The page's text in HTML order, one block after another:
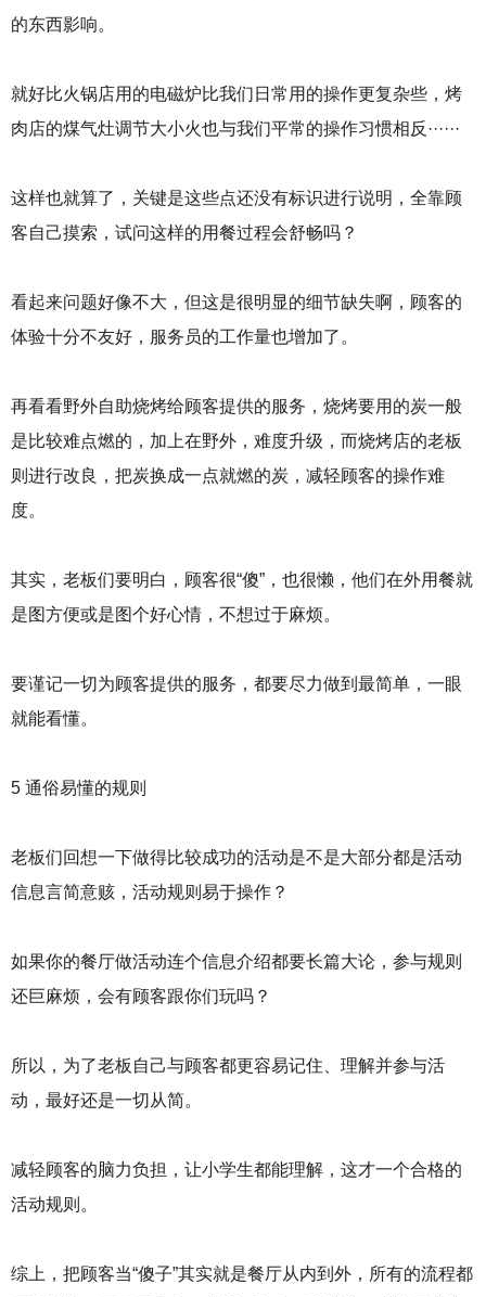
的东西影响。
就好比火锅店用的电磁炉比我们日常用的操作更复杂些，烤
肉店的煤气灶调节大小火也与我们平常的操作习惯相反······
这样也就算了，关键是这些点还没有标识进行说明，全靠顾
客自己摸索，试问这样的用餐过程会舒畅吗？
看起来问题好像不大，但这是很明显的细节缺失啊，顾客的
体验十分不友好，服务员的工作量也增加了。
再看看野外自助烧烤给顾客提供的服务，烧烤要用的炭一般
是比较难点燃的，加上在野外，难度升级，而烧烤店的老板
则进行改良，把炭换成一点就燃的炭，减轻顾客的操作难
度。
其实，老板们要明白，顾客很“傻”，也很懒，他们在外用餐就
是图方便或是图个好心情，不想过于麻烦。
要谨记一切为顾客提供的服务，都要尽力做到最简单，一眼
就能看懂。
5 通俗易懂的规则
老板们回想一下做得比较成功的活动是不是大部分都是活动
信息言简意赅，活动规则易于操作？
如果你的餐厅做活动连个信息介绍都要长篇大论，参与规则
还巨麻烦，会有顾客跟你们玩吗？
所以，为了老板自己与顾客都更容易记住、理解并参与活
动，最好还是一切从简。
减轻顾客的脑力负担，让小学生都能理解，这才一个合格的
活动规则。
综上，把顾客当“傻子”其实就是餐厅从内到外，所有的流程都